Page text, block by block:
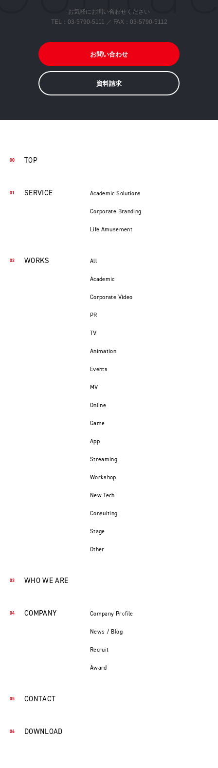
お気軽にお問い合わせください
TEL： 03-5790-5111 ／ FAX：03-5790-5112
お問い合わせ
資料請求
TOP
SERVICE Academic Solutions
Corporate Branding
Life Amusement
WORKS All
Academic
Corporate Video
PR
TV
Animation
Events
MV
Online
Game
App
Streaming
Workshop
New Tech
Consulting
Stage
Other
WHO WE ARE
COMPANY Company Profile
News / Blog
Recruit
Award
CONTACT
DOWNLOAD